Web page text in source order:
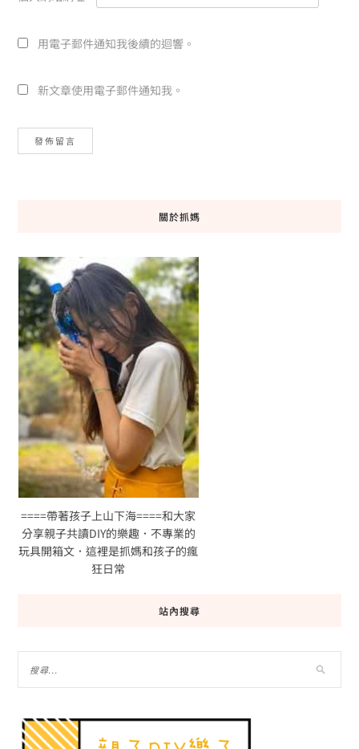
用電子郵件通知我後續的迴響。
新文章使用電子郵件通知我。
關於抓媽
====帶著孩子上山下海====和大家
分享親子共讀DIY的樂趣．不專業的
玩具開箱文．這裡是抓媽和孩子的瘋
狂日常
站內搜尋